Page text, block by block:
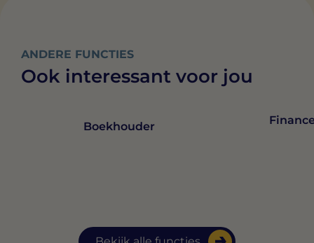
ANDERE FUNCTIES
Ook interessant voor jou
Boekhouder